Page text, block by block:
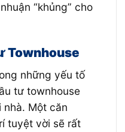
“khủng” cho
Townhouse
những yếu tố
tư townhouse
nhà. Một căn
tuyệt vời sẽ rất